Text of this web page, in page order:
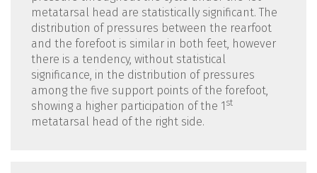
metatarsal head are statistically significant. The
distribution of pressures between the rearfoot
and the forefoot is similar in both feet, however
there is a tendency, without statistical
significance, in the distribution of pressures
among the five support points of the forefoot,
showing a higher participation of the 1 st
metatarsal head of the right side.